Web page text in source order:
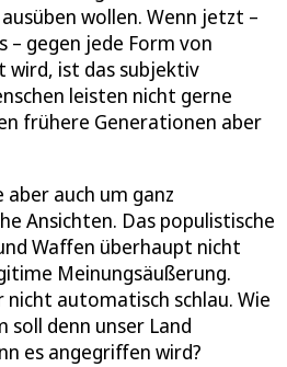
wollen. Wenn jetzt –
– gegen jede Form von
ist das subjektiv
leisten nicht gerne
frühere Generationen aber
auch um ganz
Ansichten. Das populistische
Waffen überhaupt nicht
Meinungsäußerung.
automatisch schlau. Wie
soll denn unser Land
es angegriffen wird?